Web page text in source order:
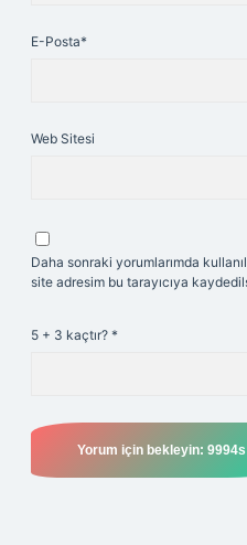
E-Posta*
Web Sitesi
Daha sonraki yorumlarımda
site adresim bu tarayıcıya
5 + 3 kaçtır? *